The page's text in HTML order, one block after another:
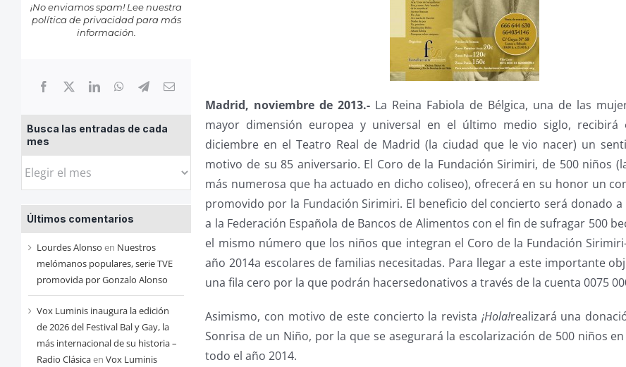
¡No enviamos spam! Lee nuestra
política de privacidadpara más
información.
Busca las entradas de cada
mes
Busca
entradas
de
cada
mes
Últimos comentarios
Lourdes Alonso en Nuestros
melómanos populares, serie TVE
promovida por Gonzalo Alonso
Vox Luminis inaugura la edición
de 2026 del Festival Bal y Gay, la
más internacional de su historia –
Radio Clásicaen Vox Luminis
Madrid, noviembre de 2013.- La Reina Fabiola de Bélgica, una de las
mayor dimensión europea y universal en el último medio siglo,
diciembre en el Teatro Real de Madrid (la ciudad que le vio nacer) un
motivo de su 85 aniversario. El Coro de la Fundación Sirimiri, de 500 niños
más numerosa que ha actuado en dicho coliseo), ofrecerá en su honor un
promovido por la Fundación Sirimiri. El beneficio del concierto será donado a
a la Federación Española de Bancos de Alimentos con el fin de sufragar 500
el mismo número que los niños que integran el Coro de la Fundación
año 2014a escolares de familias necesitadas. Para llegar a este importante
una fila cero por la que podrán hacersedonativos a través de la cuenta 0075
Asimismo, con motivo de este concierto la revista ¡Hola!realizará una
Sonrisa de un Niño, por la que se asegurará la escolarización de 500 niños
todo el año 2014.